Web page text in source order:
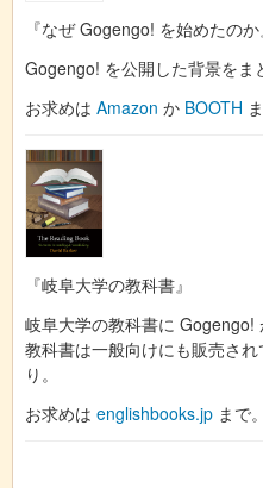
『なぜ Gogengo! を始めたのか
Gogengo! を公開した背景をま
お求めは Amazon か BOOTH
『岐阜大学の教科書』
岐阜大学の教科書に
教科書は一般向けにも販売さ
り。
お求めは englishbooks.jp まで。